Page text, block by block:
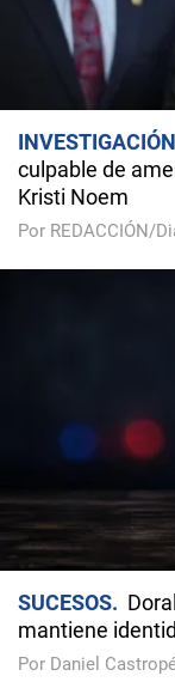
INVESTIGACIÓN
culpable de
Kristi Noem
Por REDACCIÓN/
SUCESOS
mantiene
Por Daniel